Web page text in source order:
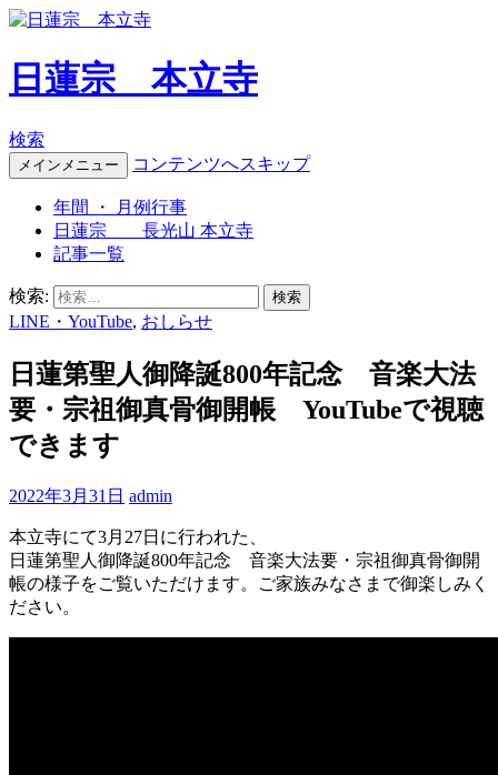
日蓮宗 本立寺
検索
メインメニュー コンテンツへスキップ
年間 ・ 月例行事
日蓮宗 長光山 本立寺
記事一覧
検索:
LINE・YouTube, おしらせ
日蓮第聖人御降誕800年記念 音楽大法
要・宗祖御真骨御開帳 YouTubeで視聴
できます
2022年3月31日 admin
本立寺にて3月27日に行われた、
日蓮第聖人御降誕800年記念 音楽大法要・宗祖御真骨御開
帳の様子をご覧いただけます。ご家族みなさまで御楽しみく
ださい。